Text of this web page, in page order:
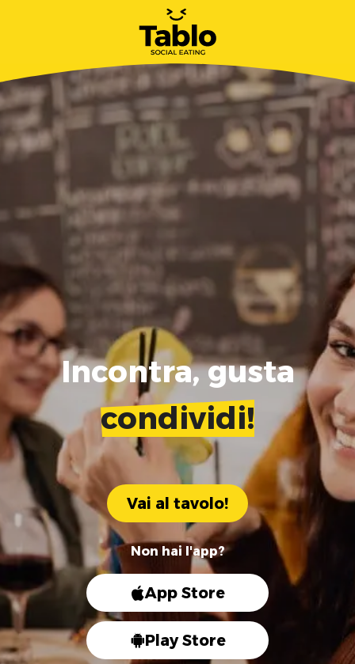
Incontra, gusta
condividi!
Vai al tavolo!
Non hai l'app?
App Store
Play Store